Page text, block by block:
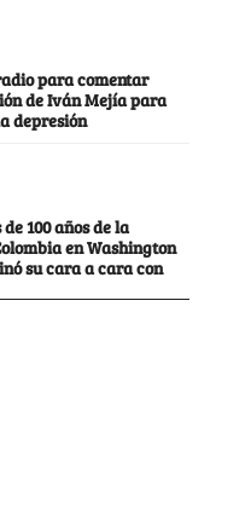
para comentar
de Iván Mejía para
depresión
100 años de la
en Washington
su cara a cara con